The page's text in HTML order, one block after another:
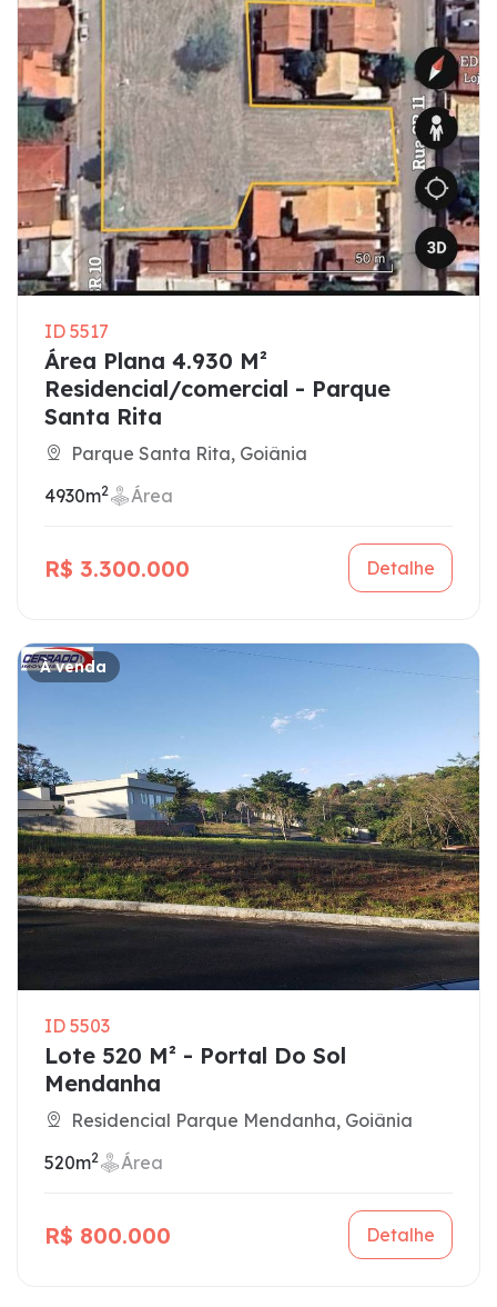
ID 5517
Área Plana 4.930 M²
Residencial/comercial - Parque
Santa Rita
Parque Santa Rita, Goiânia
4930m2 Área
R$ 3.300.000 Detalhe
À venda
ID 5503
Lote 520 M² - Portal Do Sol
Mendanha
Residencial Parque Mendanha, Goiânia
520m2 Área
R$ 800.000 Detalhe